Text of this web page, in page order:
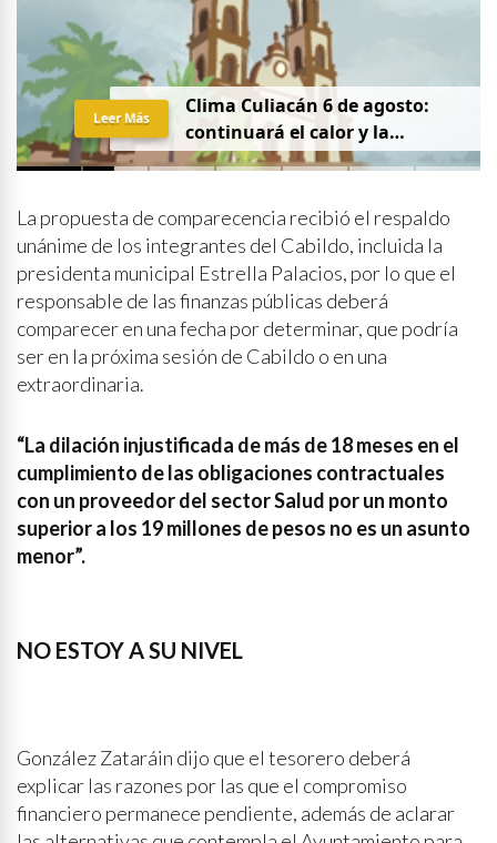
Clima Culiacán 6 de agosto:
continuará el calor y la
probabilidad de lluvia
Leer Más
La propuesta de comparecencia recibió el respaldo
unánime de los integrantes del Cabildo, incluida la
presidenta municipal Estrella Palacios, por lo que el
responsable de las finanzas públicas deberá
comparecer en una fecha por determinar, que podría
ser en la próxima sesión de Cabildo o en una
extraordinaria.
“La dilación injustificada de más de 18 meses en el
cumplimiento de las obligaciones contractuales
con un proveedor del sector Salud por un monto
superior a los 19 millones de pesos no es un asunto
menor”.
NO ESTOY A SU NIVEL
González Zataráin dijo que el tesorero deberá
explicar las razones por las que el compromiso
financiero permanece pendiente, además de aclarar